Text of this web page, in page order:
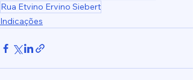
Rua Etvino Ervino Siebert
Indicações